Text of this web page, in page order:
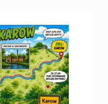
Navigation